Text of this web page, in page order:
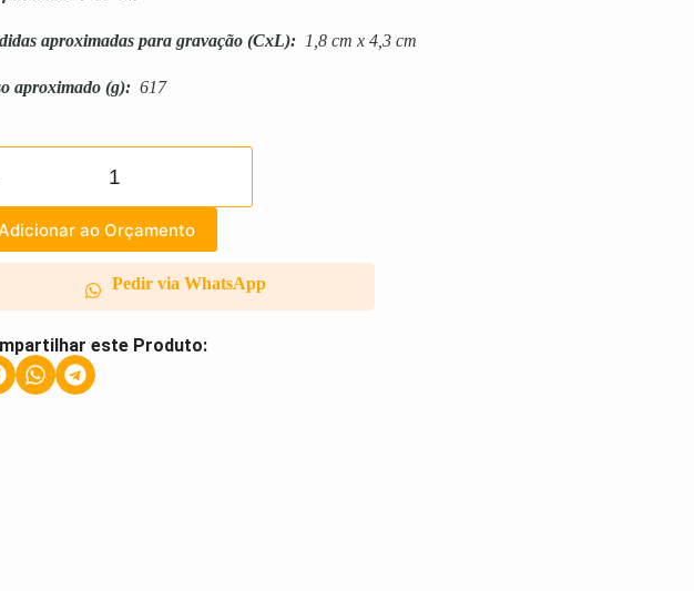
aproximadas para gravação (CxL): 1,8 cm x 4,3 cm
aproximado (g): 617
ao Orçamento
Pedir via WhatsApp
este Produto: